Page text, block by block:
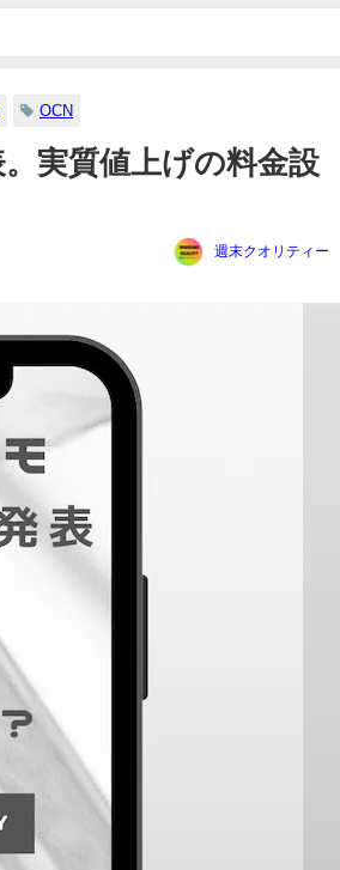
OCN
実質値上げの料金設
週末クオリティー